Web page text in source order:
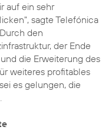
auf ein sehr
sagte Telefónica
den
der Ende
die Erweiterung des
weiteres profitables
es gelungen, die